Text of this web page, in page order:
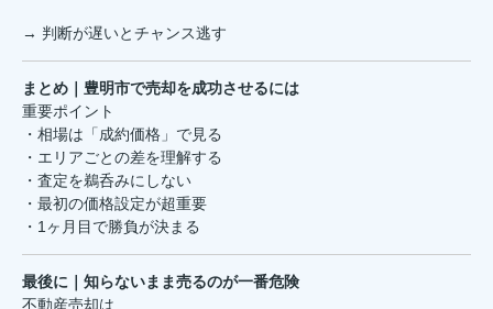
→ 判断が遅いとチャンス逃す
まとめ｜豊明市で売却を成功させるには
重要ポイント
・相場は「成約価格」で見る
・エリアごとの差を理解する
・査定を鵜呑みにしない
・最初の価格設定が超重要
・1ヶ月目で勝負が決まる
最後に｜知らないまま売るのが一番危険
不動産売却は